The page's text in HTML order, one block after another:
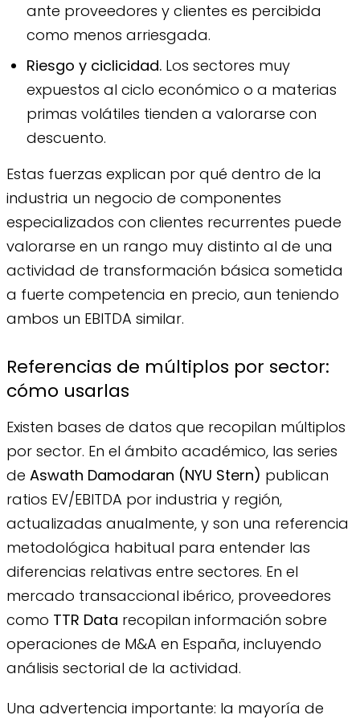
ante proveedores y clientes es percibida
como menos arriesgada.
Riesgo y ciclicidad. Los sectores muy
expuestos al ciclo económico o a materias
primas volátiles tienden a valorarse con
descuento.
Estas fuerzas explican por qué dentro de la
industria un negocio de componentes
especializados con clientes recurrentes puede
valorarse en un rango muy distinto al de una
actividad de transformación básica sometida
a fuerte competencia en precio, aun teniendo
ambos un EBITDA similar.
Referencias de múltiplos por sector:
cómo usarlas
Existen bases de datos que recopilan múltiplos
por sector. En el ámbito académico, las series
de Aswath Damodaran (NYU Stern) publican
ratios EV/EBITDA por industria y región,
actualizadas anualmente, y son una referencia
metodológica habitual para entender las
diferencias relativas entre sectores. En el
mercado transaccional ibérico, proveedores
como TTR Data recopilan información sobre
operaciones de M&A en España, incluyendo
análisis sectorial de la actividad.
Una advertencia importante: la mayoría de